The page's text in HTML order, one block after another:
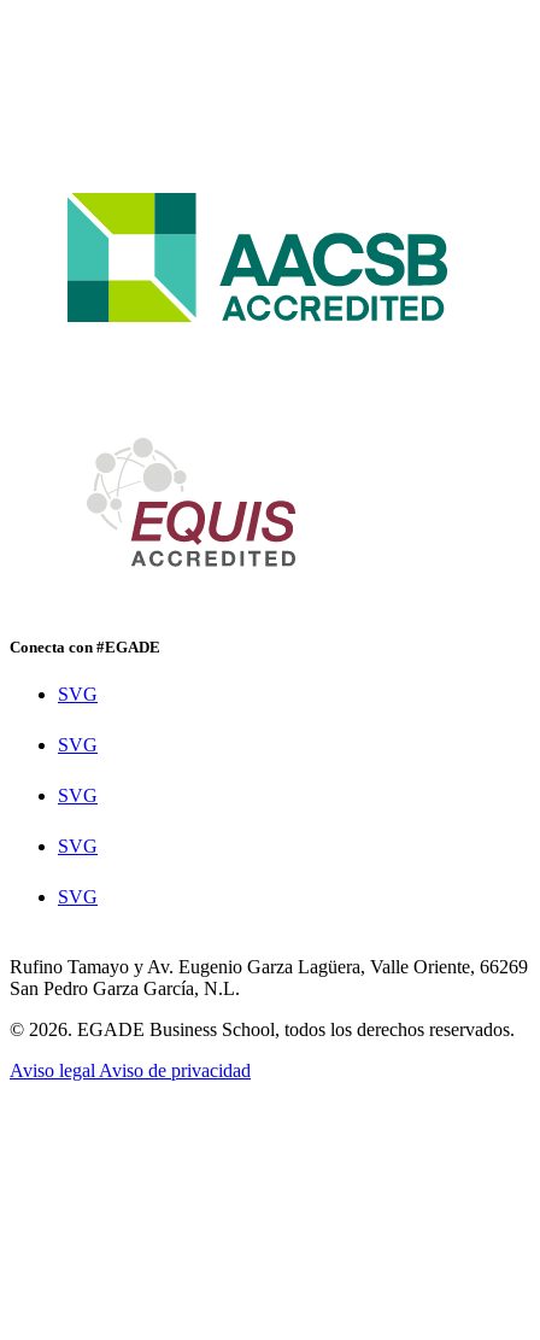
Conecta con #EGADE
SVG
SVG
SVG
SVG
SVG
Rufino Tamayo y Av. Eugenio Garza Lagüera, Valle Oriente, 66269
San Pedro Garza García, N.L.
© 2026. EGADE Business School, todos los derechos reservados.
Aviso legal Aviso de privacidad